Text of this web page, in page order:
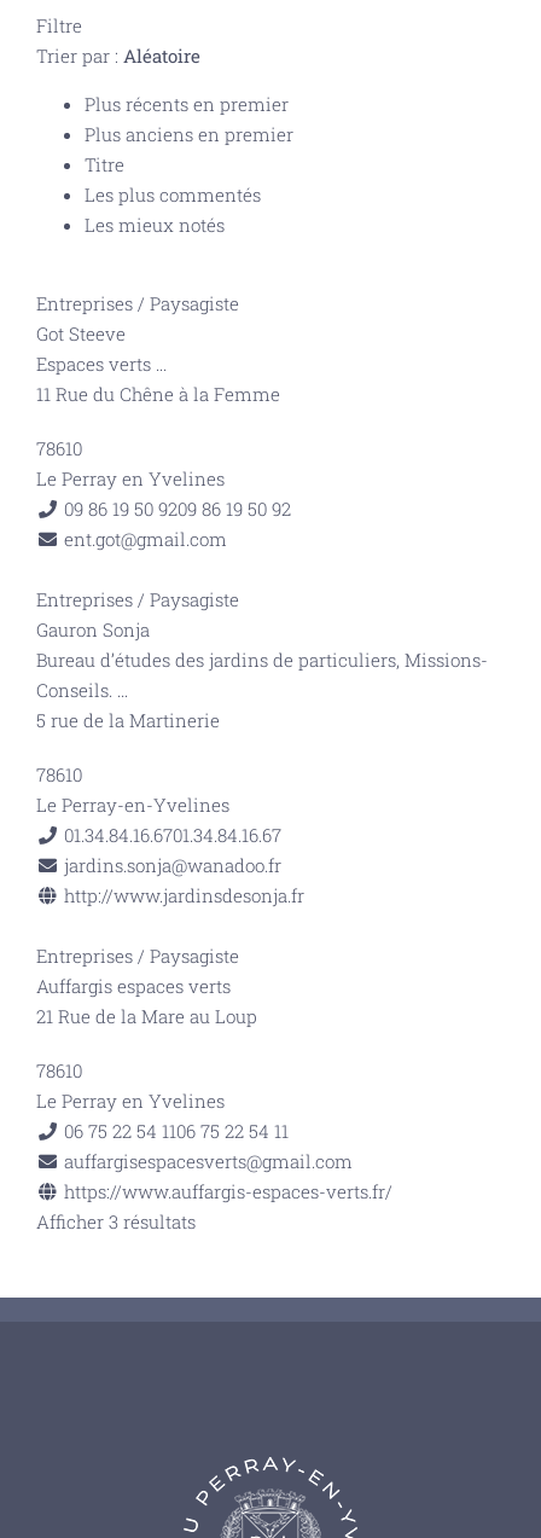
Filtre
Trier par : Aléatoire
Plus récents en premier
Plus anciens en premier
Titre
Les plus commentés
Les mieux notés
Entreprises / Paysagiste
Got Steeve
Espaces verts ...
11 Rue du Chêne à la Femme
78610
Le Perray en Yvelines
09 86 19 50 9209 86 19 50 92
ent.got@gmail.com
Entreprises / Paysagiste
Gauron Sonja
Bureau d’études des jardins de particuliers, Missions-
Conseils. ...
5 rue de la Martinerie
78610
Le Perray-en-Yvelines
01.34.84.16.6701.34.84.16.67
jardins.sonja@wanadoo.fr
http://www.jardinsdesonja.fr
Entreprises / Paysagiste
Auffargis espaces verts
21 Rue de la Mare au Loup
78610
Le Perray en Yvelines
06 75 22 54 1106 75 22 54 11
auffargisespacesverts@gmail.com
https://www.auffargis-espaces-verts.fr/
Afficher 3 résultats